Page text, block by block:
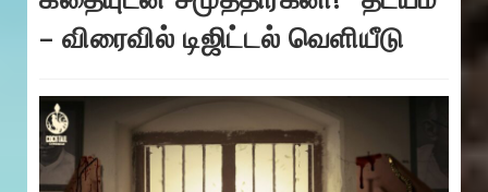
– விரைவில் டிஜிட்டல் வெளியீடு